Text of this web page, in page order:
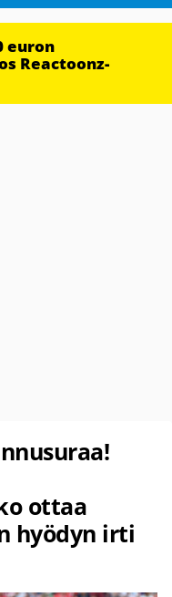
euron
Reactoonz-
ottaa
hyödyn irti